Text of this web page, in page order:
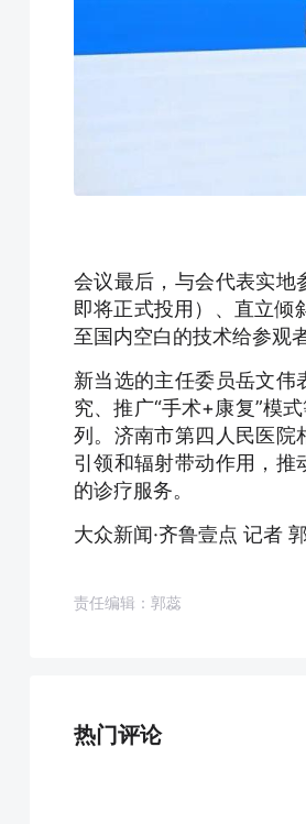
会议最后，与会代表实地
即将正式投用）、直立倾
至国内空白的技术给参观
新当选的主任委员岳文伟
究、推广“手术+康复”模
列。济南市第四人民医院
引领和辐射带动作用，推
的诊疗服务。
大众新闻·齐鲁壹点 记者
责任编辑：郭蕊
热门评论